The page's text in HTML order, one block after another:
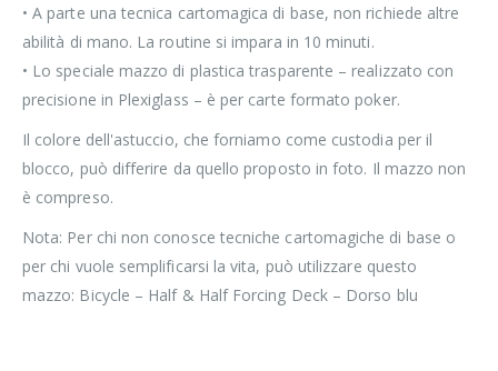
• A parte una tecnica cartomagica di base, non richiede altre
abilità di mano. La routine si impara in 10 minuti.
• Lo speciale mazzo di plastica trasparente – realizzato con
precisione in Plexiglass – è per carte formato poker.
Il colore dell'astuccio, che forniamo come custodia per il
blocco, può differire da quello proposto in foto. Il mazzo non
è compreso.
Nota: Per chi non conosce tecniche cartomagiche di base o
per chi vuole semplificarsi la vita, può utilizzare questo
mazzo: Bicycle – Half & Half Forcing Deck – Dorso blu